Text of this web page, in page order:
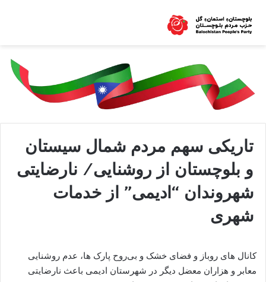
تاریکی سهم مردم شمال سیستان
و بلوچستان از روشنایی/ نارضایتی
شهروندان “ادیمی” از خدمات
شهری
کانال های روباز و فضای خشک و بی‌روح پارک ها، عدم روشنایی
معابر و هزاران معضل دیگر در شهرستان ادیمی باعث نارضایتی